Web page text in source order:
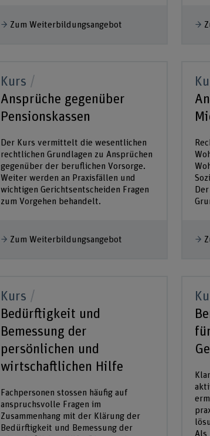
Zum Weiterbildungsangebot
Kurs
Ansprüche gegenüber
Pensionskassen
Der Kurs vermittelt die wesentlichen
rechtlichen Grundlagen zu Ansprüchen
gegenüber der beruflichen Vorsorge.
Weiter werden an Praxisfällen und
wichtigen Gerichtsentscheiden Fragen
zum Vorgehen behandelt.
Zum Weiterbildungsangebot
Kurs
Bedürftigkeit und
Bemessung der
persönlichen und
wirtschaftlichen Hilfe
Fachpersonen stossen häufig auf
anspruchsvolle Fragen im
Zusammenhang mit der Klärung der
Bedürftigkeit und Bemessung der
Als